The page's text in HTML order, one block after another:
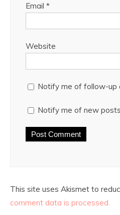
Email *
Website
Notify me of follow-up
Notify me of new
This site uses Akismet to
comment data is processed.